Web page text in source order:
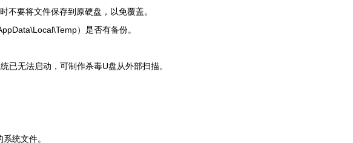
要将文件保存到原硬盘，以免覆盖。
）是否有备份。
已无法启动，可制作杀毒U盘从外部扫描。
统文件。